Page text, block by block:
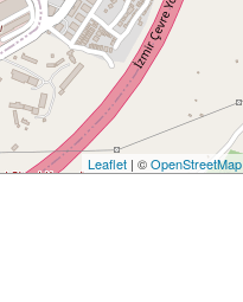
Leaflet | ©OpenStreetMap